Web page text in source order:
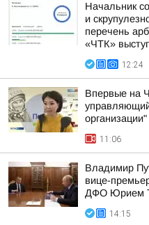
Начальник
и
перечень
«ЧТК»
12:24
Впервые на
организации"
11:06
Владимир
вице-
ДФО Юрием
14:15